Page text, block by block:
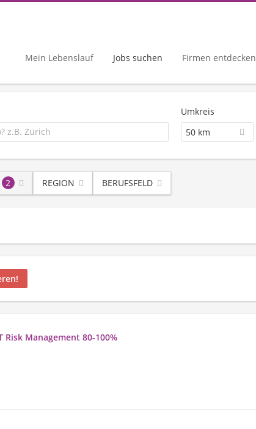
Mein Lebenslauf Jobs suchen Firmen entdecken
Umkreis
50 km
2 REGION BERUFSFELD
Management 80-100%